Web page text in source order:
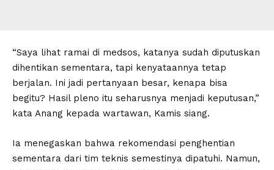
“Saya lihat ramai di medsos, katanya sudah diputuskan
dihentikan sementara, tapi kenyataannya tetap
berjalan. Ini jadi pertanyaan besar, kenapa bisa
begitu? Hasil pleno itu seharusnya menjadi keputusan,”
kata Anang kepada wartawan, Kamis siang.
Ia menegaskan bahwa rekomendasi penghentian
sementara dari tim teknis semestinya dipatuhi. Namun,